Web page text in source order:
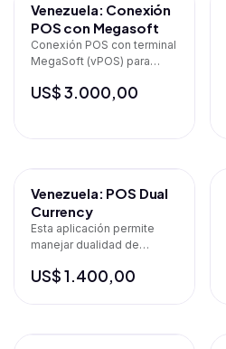
Venezuela: Conexión
POS con Megasoft
Conexión POS con terminal
MegaSoft (vPOS) para
reportes
US$3.000,00
Venezuela: POS Dual
Currency
Esta aplicación permite
manejar dualidad de
US$1.400,00